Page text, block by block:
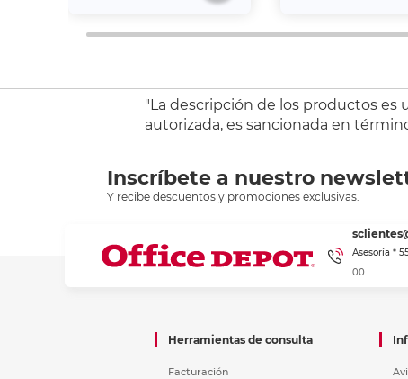
"La descripción de los productos es
autorizada, es sancionada en
Inscríbete a nuestro
Y recibe descuentos y promociones exclusivas.
Asesoría *
00
Herramientas de consulta
Facturación